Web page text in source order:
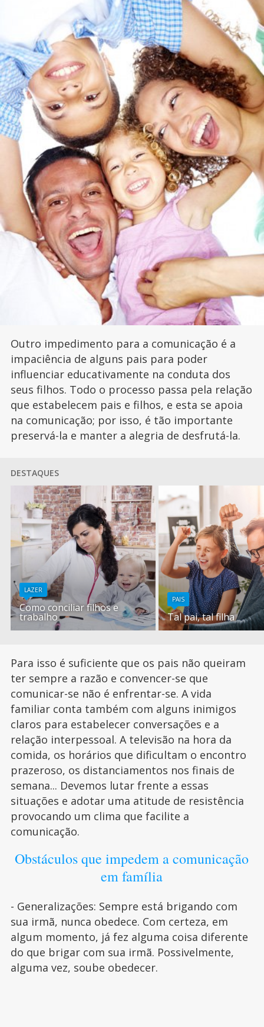
Outro impedimento para a comunicação é a
impaciência de alguns pais para poder
influenciar educativamente na conduta dos
seus filhos. Todo o processo passa pela relação
que estabelecem pais e filhos, e esta se apoia
na comunicação; por isso, é tão importante
preservá-la e manter a alegria de desfrutá-la.
DESTAQUES
LAZER
Como conciliar filhos e
trabalho
PAIS
Tal pai, tal filha
Para isso é suficiente que os pais não queiram
ter sempre a razão e convencer-se que
comunicar-se não é enfrentar-se. A vida
familiar conta também com alguns inimigos
claros para estabelecer conversações e a
relação interpessoal. A televisão na hora da
comida, os horários que dificultam o encontro
prazeroso, os distanciamentos nos finais de
semana... Devemos lutar frente a essas
situações e adotar uma atitude de resistência
provocando um clima que facilite a
comunicação.
Obstáculos que impedem a comunicação
em família
- Generalizações: Sempre está brigando com
sua irmã, nunca obedece. Com certeza, em
algum momento, já fez alguma coisa diferente
do que brigar com sua irmã. Possivelmente,
alguma vez, soube obedecer.